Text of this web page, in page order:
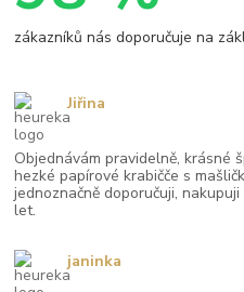
zákazníků nás doporučuje na
Objednávám pravidelně, krásné
hezké papírové krabičče s
jednoznačně doporučuji,
let.
Jiřina
janinka